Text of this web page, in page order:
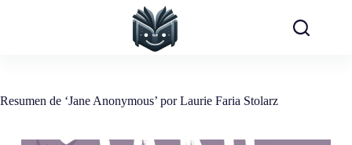
Resumen de ‘Jane Anonymous’ por Laurie Faria Stolarz